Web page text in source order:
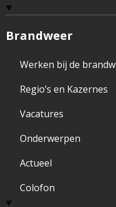
Brandweer
Werken bij de
Regio’s en Kazernes
Vacatures
Onderwerpen
Actueel
Colofon